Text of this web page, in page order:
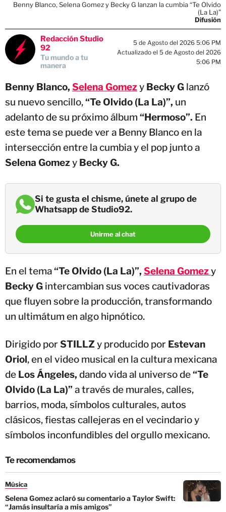
Benny Blanco, Selena Gomez y Becky G lanzan la cumbia “Te Olvido
(La La)”
Difusión
Redacción Studio
92
Tu mundo a tu
manera
5 de Agosto del 2026 5:06 PM
Actualizado el 5 de Agosto del 2026
5:06 PM
Benny Blanco, Selena Gomezy Becky G lanzó
su nuevo sencillo,“Te Olvido (La La)”, un
adelanto de su próximo álbum “Hermoso”. En
este tema se puede ver a Benny Blanco en la
intersección entre la cumbia y el pop junto a
Selena Gomezy Becky G.
Si te gusta el chisme, únete al grupo de
Whatsapp de Studio92.
Unirme al chat
En el tema“Te Olvido (La La)”, Selena Gomezy
Becky G intercambian sus voces cautivadoras
que fluyen sobre la producción, transformando
un ultimátum en algo hipnótico.
Dirigido por STILLZy producido por Estevan
Oriol, en el video musical en la cultura mexicana
de Los Ángeles, dando vida al universo de“Te
Olvido (La La)” a través de murales, calles,
barrios, moda, símbolos culturales, autos
clásicos, fiestas callejeras en el vecindario y
símbolos inconfundibles del orgullo mexicano.
Te recomendamos
Música
Selena Gomez aclaró su comentario a Taylor Swift:
“Jamás insultaría a mis amigos”